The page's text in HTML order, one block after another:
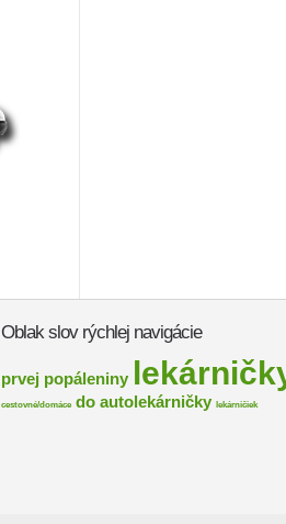
Oblak slov rýchlej navigácie
prvej popáleniny
cestovné/domáce do autolekárničky lekárničiek